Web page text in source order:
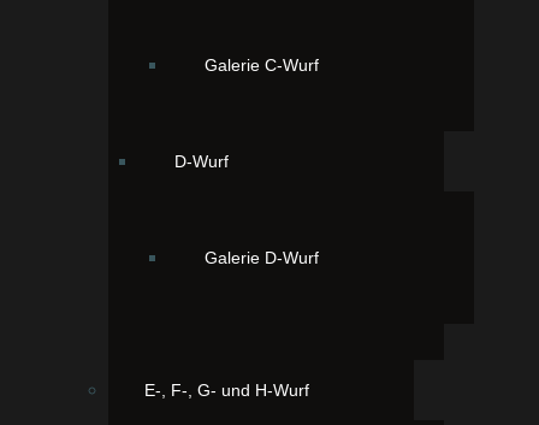
Galerie C-Wurf
D-Wurf
Galerie D-Wurf
E-, F-, G- und H-Wurf
20:30 Uhr. Black&Tan